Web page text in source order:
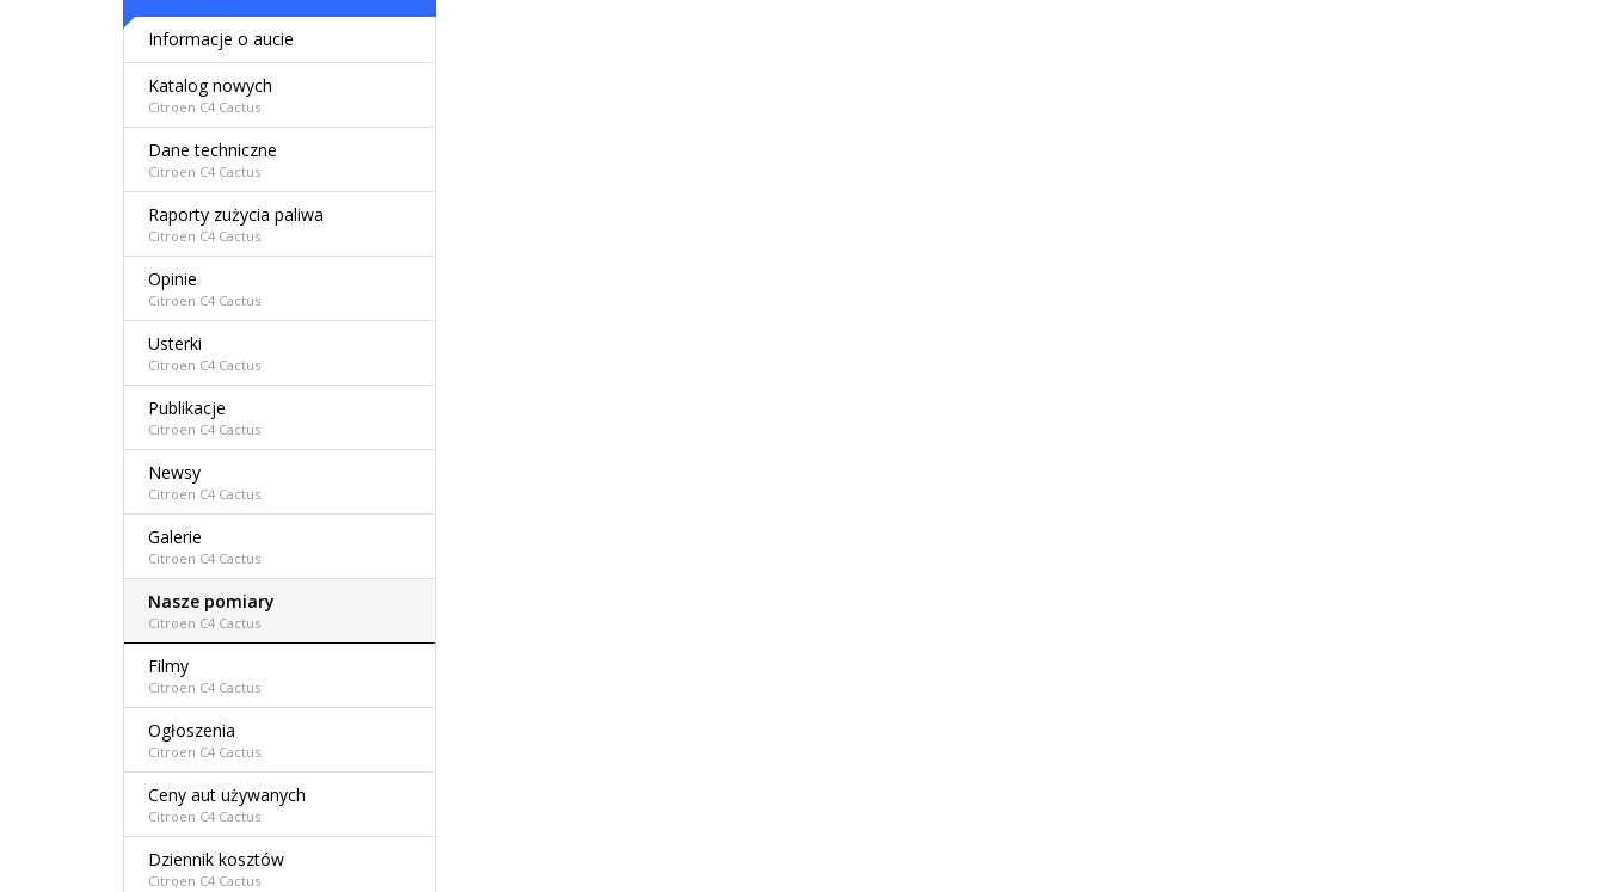
Informacje o aucie
Katalog nowych
Citroen C4 Cactus
Dane techniczne
Citroen C4 Cactus
Raporty zużycia paliwa
Citroen C4 Cactus
Opinie
Citroen C4 Cactus
Usterki
Citroen C4 Cactus
Publikacje
Citroen C4 Cactus
Newsy
Citroen C4 Cactus
Galerie
Citroen C4 Cactus
Nasze pomiary
Citroen C4 Cactus
Filmy
Citroen C4 Cactus
Ogłoszenia
Citroen C4 Cactus
Ceny aut używanych
Citroen C4 Cactus
Dziennik kosztów
Citroen C4 Cactus